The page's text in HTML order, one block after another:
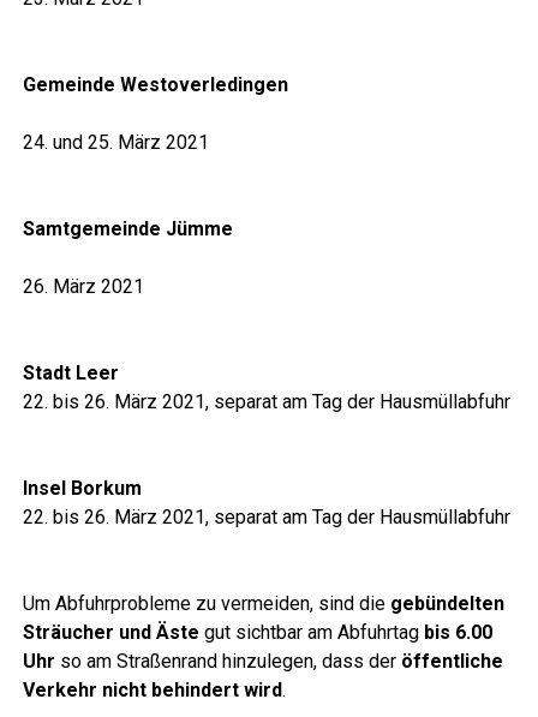
Gemein­de Westoverledingen
24. und 25. März 2021
Samt­ge­mein­de Jümme
26. März 2021
Stadt Leer
22. bis 26. März 2021, sepa­rat am Tag der Hausmüllabfuhr
Insel Bor­kum
22. bis 26. März 2021, sepa­rat am Tag der Hausmüllabfuhr
Um Abfuhr­pro­ble­me zu ver­mei­den, sind die gebün­del­ten
Sträu­cher und Äste gut sicht­bar am Abfuhr­tag bis 6.00
Uhr so am Stra­ßen­rand hin­zu­le­gen, dass der öffent­li­che
Ver­kehr nicht behin­dert wird.